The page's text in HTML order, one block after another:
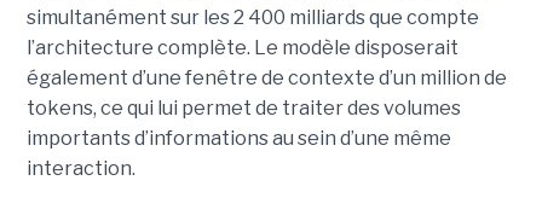
simultanément sur les 2 400 milliards que compte
l’architecture complète. Le modèle disposerait
également d’une fenêtre de contexte d’un million de
tokens, ce qui lui permet de traiter des volumes
importants d’informations au sein d’une même
interaction.